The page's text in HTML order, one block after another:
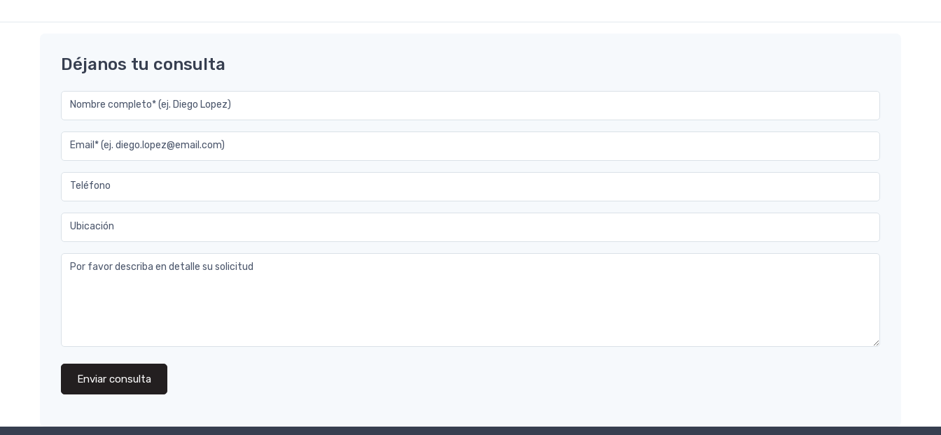
Déjanos tu consulta
Nombre completo* (ej. Diego Lopez)
Email* (ej. diego.lopez@email.com)
Teléfono
Ubicación
Por favor describa en detalle su solicitud
Enviar consulta